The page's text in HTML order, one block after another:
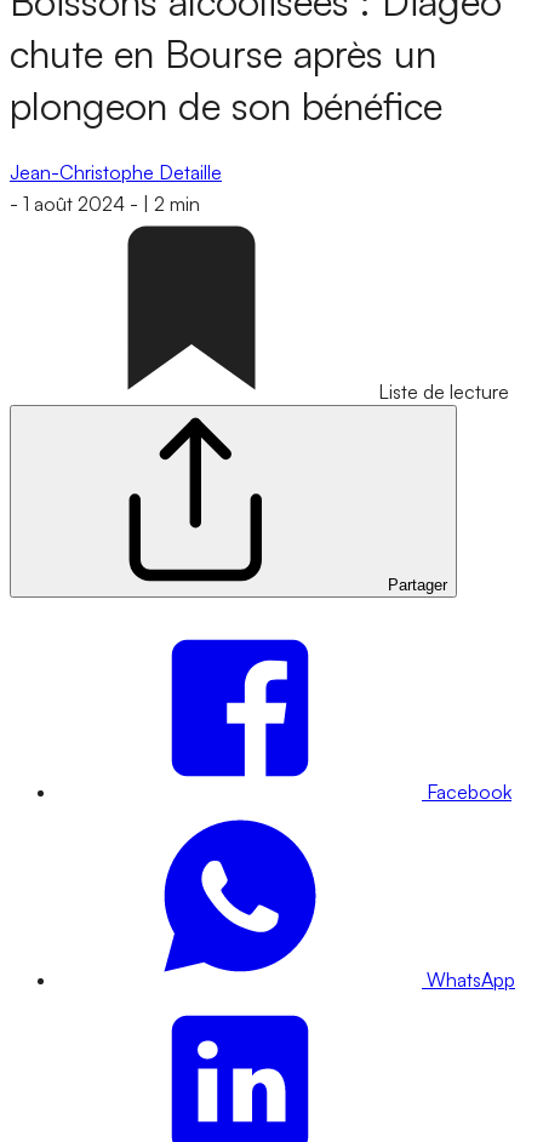
chute en Bourse après un
plongeon de son bénéfice
Jean-Christophe Detaille
- 1 août 2024 - 2 min
Liste de lecture
Partager
Facebook
WhatsApp